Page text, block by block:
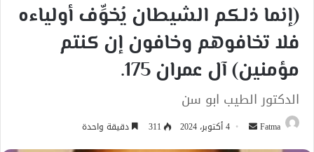
(إنما ذلكم الشيطان يُخوِّف أولياءه
فلا تخافوهم وخافون إن كنتم
مؤمنين) آل عمران 175.
الدكتور الطيب ابو سن
Fatma
أرسل 4 أكتوبر، 2024 311 دقيقة واحدة